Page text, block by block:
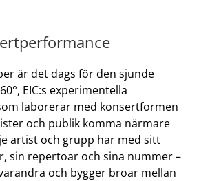
är det dags för den sjunde
EIC:s experimentella
laborerar med konsertformen
och publik komma närmare
artist och grupp har med sitt
sin repertoar och sina nummer –
och bygger broar mellan